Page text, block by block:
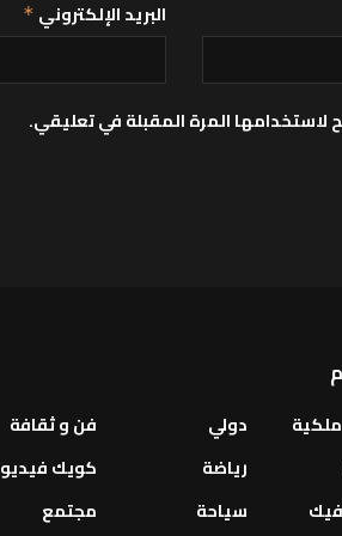
البريد الإلكتروني *
لاستخدامها المرة المقبلة في تعليقي.
دولي
رياضة
سياحة
فن و ثقافة
كويك فيديو
مجتمع